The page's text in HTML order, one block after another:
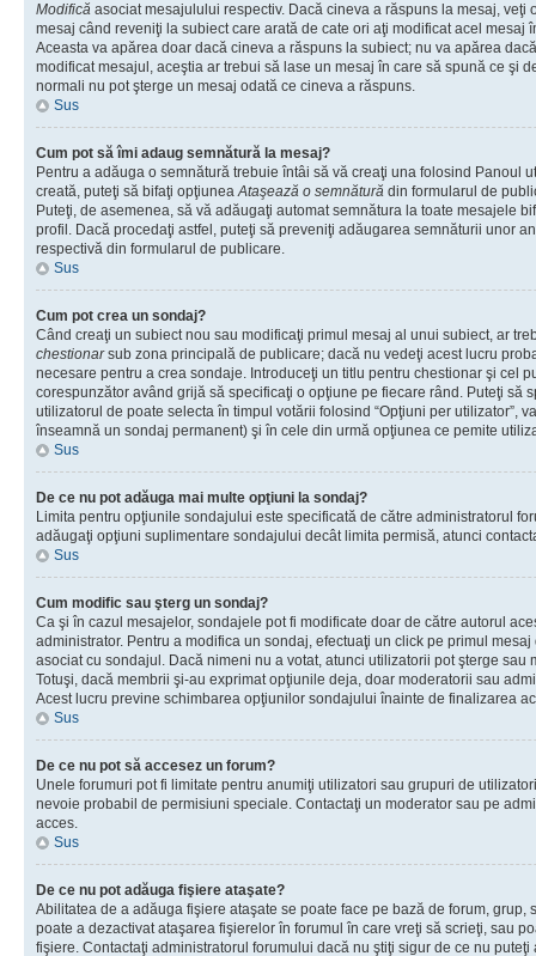
Modifică asociat mesajulului respectiv. Dacă cineva a răspuns la mesaj, veţi
mesaj când reveniţi la subiect care arată de cate ori aţi modificat acel mesaj
Aceasta va apărea doar dacă cineva a răspuns la subiect; nu va apărea
modificat mesajul, aceştia ar trebui să lase un mesaj în care să spună ce şi
normali nu pot şterge un mesaj odată ce cineva a răspuns.
Sus
Cum pot să îmi adaug semnătură la mesaj?
Pentru a adăuga o semnătură trebuie întâi să vă creaţi una folosind Panoul
creată, puteţi să bifaţi opţiuneaAtaşează o semnătură din formularul de
Puteţi, de asemenea, să vă adăugaţi automat semnătura la toate mesajele
profil. Dacă procedaţi astfel, puteţi să preveniţi adăugarea semnăturii unor
respectivă din formularul de publicare.
Sus
Cum pot crea un sondaj?
Când creaţi un subiect nou sau modificaţi primul mesaj al unui subiect, ar
chestionarsub zona principală de publicare; dacă nu vedeţi acest lucru
necesare pentru a crea sondaje. Introduceţi un titlu pentru chestionar şi cel
corespunzător având grijă să specificaţi o opţiune pe fiecare rând. Puteţi să
utilizatorul de poate selecta în timpul votării folosind “Opţiuni per utilizator”,
înseamnă un sondaj permanent) şi în cele din urmă opţiunea ce pemite
Sus
De ce nu pot adăuga mai multe opţiuni la sondaj?
Limita pentru opţiunile sondajului este specificată de către administratorul
adăugaţi opţiuni suplimentare sondajului decât limita permisă, atunci
Sus
Cum modific sau şterg un sondaj?
Ca şi în cazul mesajelor, sondajele pot fi modificate doar de către autorul
administrator. Pentru a modifica un sondaj, efectuaţi un click pe primul
asociat cu sondajul. Dacă nimeni nu a votat, atunci utilizatorii pot şterge
Totuşi, dacă membrii şi-au exprimat opţiunile deja, doar moderatorii sau
Acest lucru previne schimbarea opţiunilor sondajului înainte de finalizarea
Sus
De ce nu pot să accesez un forum?
Unele forumuri pot fi limitate pentru anumiţi utilizatori sau grupuri de
nevoie probabil de permisiuni speciale. Contactaţi un moderator sau pe
acces.
Sus
De ce nu pot adăuga fişiere ataşate?
Abilitatea de a adăuga fişiere ataşate se poate face pe bază de forum, grup,
poate a dezactivat ataşarea fişierelor în forumul în care vreţi să scrieţi, sau
fişiere. Contactaţi administratorul forumului dacă nu ştiţi sigur de ce nu